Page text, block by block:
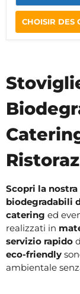
CHOISIR DES
Scopri la
biodegradabili
catering ed
realizzati in
servizio rapido
eco-friendly
ambientale